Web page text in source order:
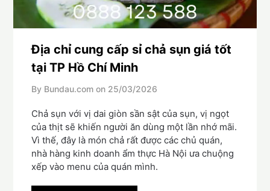
Địa chỉ cung cấp sỉ chả sụn giá tốt
tại TP Hồ Chí Minh
By Bundau.com on 25/03/2026
Chả sụn với vị dai giòn sần sật của sụn, vị ngọt
của thịt sẽ khiến người ăn dùng một lần nhớ mãi.
Vì thế, đây là món chả rất được các chủ quán,
nhà hàng kinh doanh ẩm thực Hà Nội ưa chuộng
xếp vào menu của quán mình.